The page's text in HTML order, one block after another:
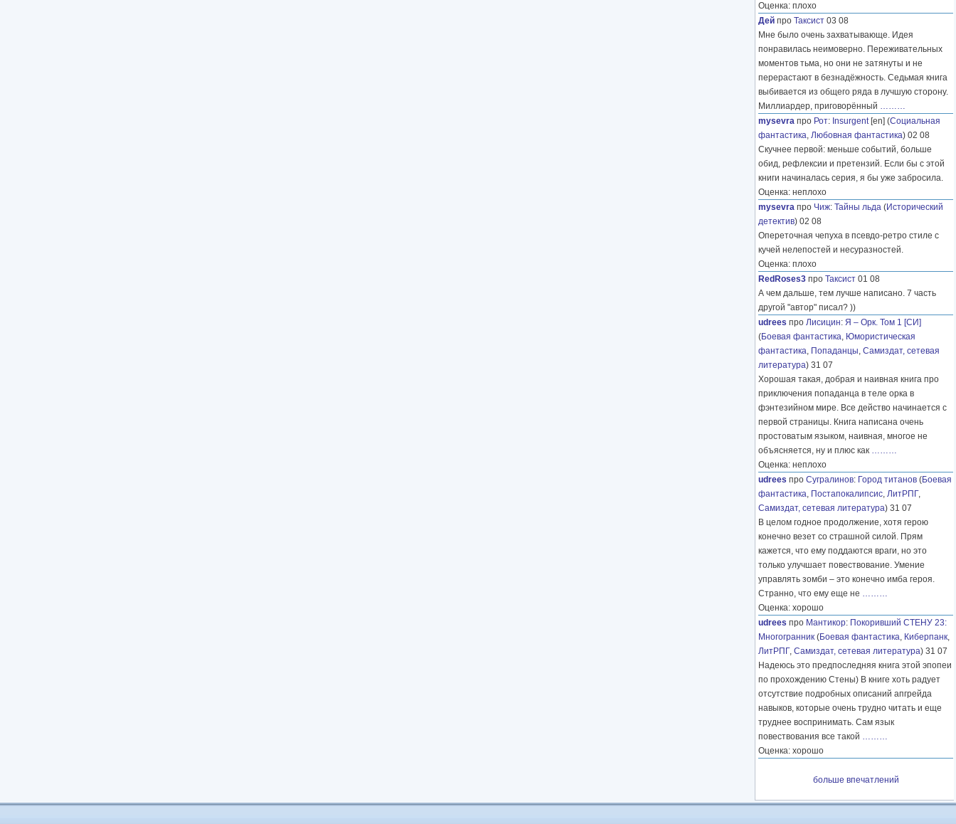
Оценка: плохо
Дей про Таксист 03 08
Мне было очень захватывающе. Идея
понравилась неимоверно. Переживательных
моментов тьма, но они не затянуты и не
перерастают в безнадёжность. Седьмая книга
выбивается из общего ряда в лучшую сторону.
Миллиардер, приговорённый ………
mysevra про Рот: Insurgent[en] (Социальная
фантастика, Любовная фантастика) 02 08
Скучнее первой: меньше событий, больше
обид, рефлексии и претензий. Если бы с этой
книги начиналась серия, я бы уже забросила.
Оценка: неплохо
mysevra про Чиж: Тайны льда (Исторический
детектив) 02 08
Опереточная чепуха в псевдо-ретро стиле с
кучей нелепостей и несуразностей.
Оценка: плохо
RedRoses3 про Таксист 01 08
А чем дальше, тем лучше написано. 7 часть
другой "автор" писал? ))
udrees про Лисицин: Я – Орк. Том 1 [СИ]
(Боевая фантастика, Юмористическая
фантастика, Попаданцы, Самиздат, сетевая
литература) 31 07
Хорошая такая, добрая и наивная книга про
приключения попаданца в теле орка в
фэнтезийном мире. Все действо начинается с
первой страницы. Книга написана очень
простоватым языком, наивная, многое не
объясняется, ну и плюс как ………
Оценка: неплохо
udrees про Сугралинов: Город титанов (Боевая
фантастика, Постапокалипсис, ЛитРПГ,
Самиздат, сетевая литература) 31 07
В целом годное продолжение, хотя герою
конечно везет со страшной силой. Прям
кажется, что ему поддаются враги, но это
только улучшает повествование. Умение
управлять зомби – это конечно имба героя.
Странно, что ему еще не ………
Оценка: хорошо
udrees про Мантикор: Покоривший СТЕНУ 23:
Многогранник (Боевая фантастика, Киберпанк,
ЛитРПГ, Самиздат, сетевая литература) 31 07
Надеюсь это предпоследняя книга этой эпопеи
по прохождению Стены) В книге хоть радует
отсутствие подробных описаний апгрейда
навыков, которые очень трудно читать и еще
труднее воспринимать. Сам язык
повествования все такой ………
Оценка: хорошо
больше впечатлений